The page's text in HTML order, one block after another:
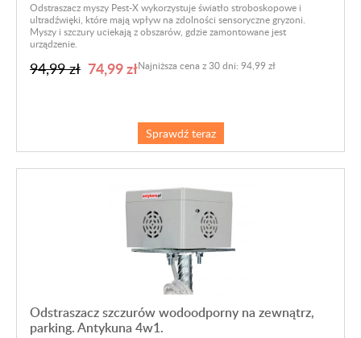
Odstraszacz myszy Pest-X wykorzystuje światło stroboskopowe i
ultradźwięki, które mają wpływ na zdolności sensoryczne gryzoni.
Myszy i szczury uciekają z obszarów, gdzie zamontowane jest
urządzenie.
94,99 zł 74,99 złNajniższa cena z 30 dni: 94,99 zł
Sprawdź teraz
Odstraszacz szczurów wodoodporny na zewnątrz,
parking. Antykuna 4w1.